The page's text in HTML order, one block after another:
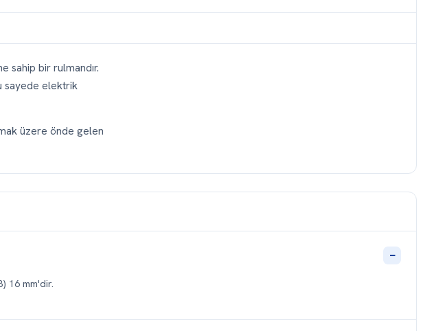
sahip bir rulmandır.
sayede elektrik
üzere önde gelen
−
16 mm'dir.